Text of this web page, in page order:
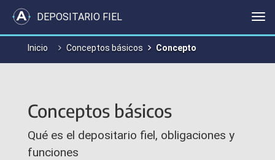
DEPOSITARIO FIEL
Inicio Conceptos básicos Concepto
Conceptos básicos
Qué es el depositario fiel, obligaciones y
funciones